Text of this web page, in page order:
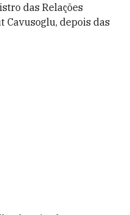
das Relações
Cavusoglu, depois das